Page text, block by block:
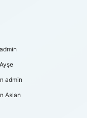
admin
Ayşe
admin
Aslan